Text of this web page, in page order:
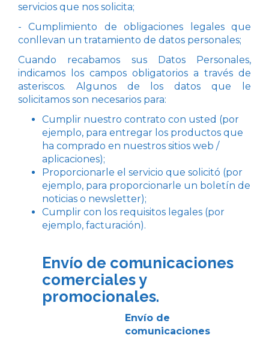
servicios que nos solicita;
- Cumplimiento de obligaciones legales que
conllevan un tratamiento de datos personales;
Cuando recabamos sus Datos Personales,
indicamos los campos obligatorios a través de
asteriscos. Algunos de los datos que le
solicitamos son necesarios para:
Cumplir nuestro contrato con usted (por
ejemplo, para entregar los productos que
ha comprado en nuestros sitios web /
aplicaciones);
Proporcionarle el servicio que solicitó (por
ejemplo, para proporcionarle un boletín de
noticias o newsletter);
Cumplir con los requisitos legales (por
ejemplo, facturación).
Envío de comunicaciones
comerciales y
promocionales.
Envío de
comunicaciones